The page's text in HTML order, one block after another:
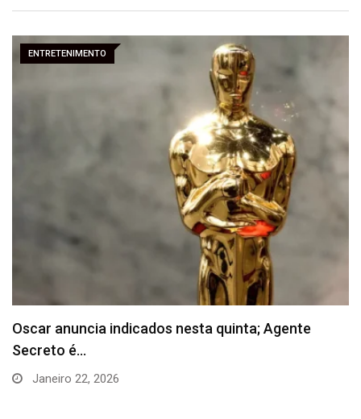
ENTRETENIMENTO
Inflação oficial recua 0,11% em agosto, menor
resultado…
Setembro 11, 2025